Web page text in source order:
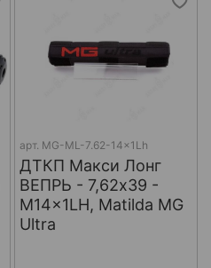
арт. MG-ML-7.62-14x1Lh
ДТКП Макси Лонг
ВЕПРЬ - 7,62x39 -
M14x1LH, Matilda MG
Ultra